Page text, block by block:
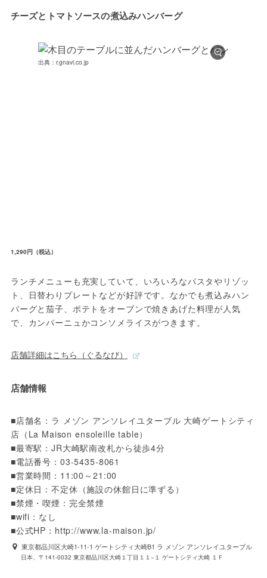
チーズとトマトソースの煮込みハンバーグ
出典：r.gnavi.co.jp
1,290円（税込）
ランチメニューも充実していて、いろいろなパスタやリゾッ
ト、日替わりプレートなどが好評です。なかでも煮込みハン
バーグと茄子、ポテトをオーブンで焼きあげた料理が人気
で、カンパーニュかコンソメライスがつきます。
店舗詳細はこちら（ぐるなび）
店舗情報
■店舗名：ラ メゾン アンソレイユターブル 大崎ゲートシティ
店（La Maison ensoleille table）
■最寄駅：JR大崎駅南改札から徒歩4分
■電話番号：03-5435-8061
■営業時間：11:00～21:00
■定休日：不定休（施設の休館日に準ずる）
■禁煙・喫煙：完全禁煙
■wifi：なし
■公式HP：http://www.la-maison.jp/
東京都品川区大崎1-11-1 ゲートシティ大崎B1 ラ メゾン アンソレイユターブル
日本、〒141-0032 東京都品川区大崎１丁目１１−１ ゲートシティ大崎 １Ｆ